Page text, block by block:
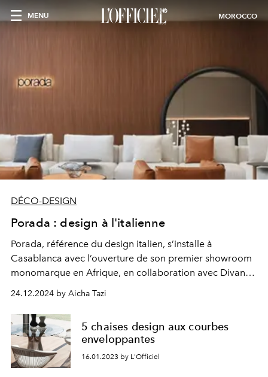
MENU MOROCCO
DÉCO-DESIGN
Porada : design à l'italienne
Porada, référence du design italien, s’installe à
Casablanca avec l’ouverture de son premier showroom
monomarque en Afrique, en collaboration avec Divanya
Luxury. Une adresse pensée pour les amateurs
d’intérieurs à la fois chic, classiques, fonctionnels et
intemporels.
24.12.2024 by Aicha Tazi
5 chaises design aux courbes
enveloppantes
16.01.2023 by L'Officiel